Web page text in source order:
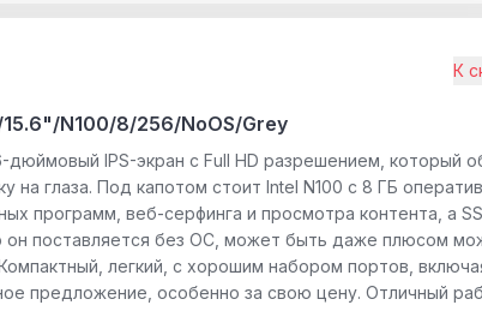
К
15.6"/N100/8/256/NoOS/Grey
дюймовый IPS-экран с Full HD разрешением, который
на глаза. Под капотом стоит Intel N100 с 8 ГБ
программ, веб-серфинга и просмотра контента, а
он поставляется без ОС, может быть даже плюсом
легкий, с хорошим набором портов,
предложение, особенно за свою цену. Отличный